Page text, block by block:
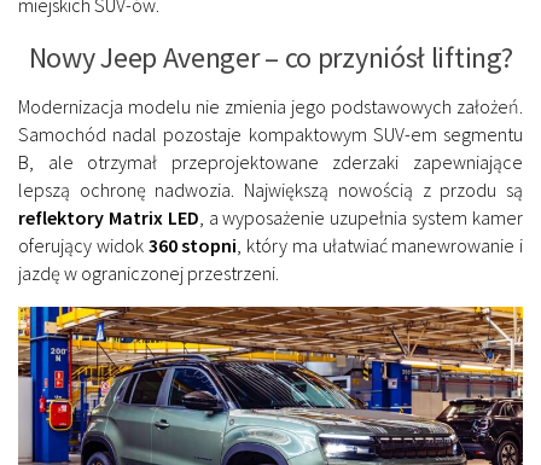
Nowy Jeep Avenger – co przyniósł lifting?
Modernizacja modelu nie zmienia jego podstawowych założeń.
Samochód nadal pozostaje kompaktowym SUV-em segmentu
B, ale otrzymał przeprojektowane zderzaki zapewniające
lepszą ochronę nadwozia. Największą nowością z przodu są
reflektory Matrix LED , a wyposażenie uzupełnia system kamer
oferujący widok 360 stopni , który ma ułatwiać manewrowanie i
jazdę w ograniczonej przestrzeni.